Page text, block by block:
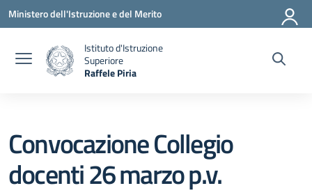
Ministero dell'Istruzione e del Merito
Istituto d'Istruzione
Superiore
Raffele Piria
Convocazione Collegio
docenti 26 marzo p.v.